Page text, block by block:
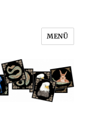
MENÜ